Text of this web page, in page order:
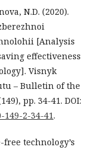
N.D. (2020).
[Analysis
effectiveness
Visnyk
– Bulletin of the
pp. 34-41. DOI:
149-2-34-41.
free technology’s